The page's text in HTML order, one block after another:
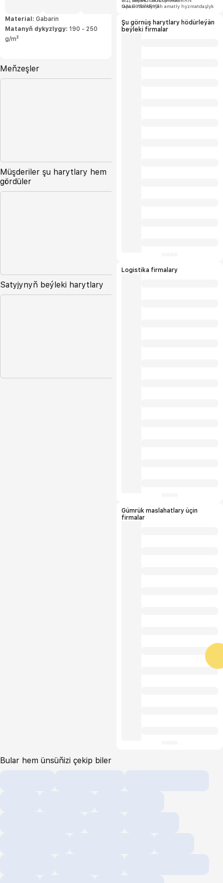
Material: Gabarin
Matanyň dykyzlygy: 190 - 250
g/m²
Meňzeşler
Müşderiler şu harytlary hem
gördüler
Satyjynyň beýleki harytlary
tapawutlandyrýan amatly hyzmatdaşlyk
GALDYRÝARYS!
Şu görnüş harytlary hödürleýän
beýleki firmalar
Logistika firmalary
Gümrük maslahatlary üçin
firmalar
Bular hem ünsüňizi çekip biler